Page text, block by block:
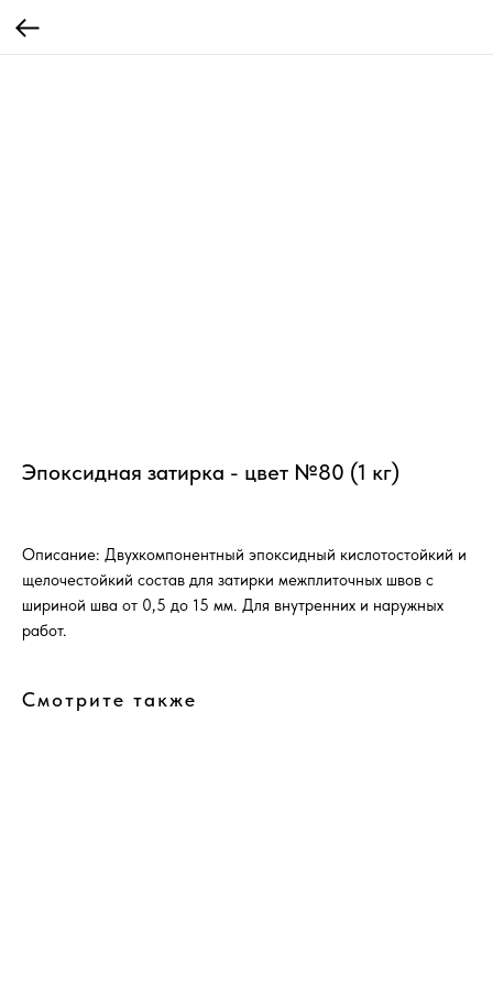
Эпоксидная затирка - цвет №80 (1 кг)
Описание: Двухкомпонентный эпоксидный кислотостойкий и
щелочестойкий состав для затирки межплиточных швов с
шириной шва от 0,5 до 15 мм. Для внутренних и наружных
работ.
Смотрите также